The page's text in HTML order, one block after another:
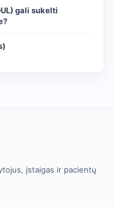
gali sukelti
įstaigas ir pacientų